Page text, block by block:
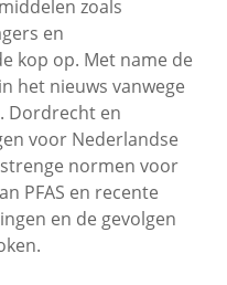
zoals
en
kop op. Met name de
het nieuws vanwege
Dordrecht en
voor Nederlandse
normen voor
PFAS en recente
en de gevolgen